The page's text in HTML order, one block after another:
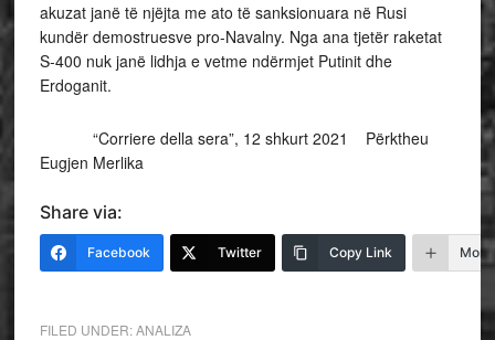
akuzat janë të njëjta me ato të sanksionuara në Rusi
kundër demostruesve pro-Navalny. Nga ana tjetër raketat
S-400 nuk janë lidhja e vetme ndërmjet Putinit dhe
Erdoganit.
“Corriere della sera”, 12 shkurt 2021 Përktheu
Eugjen Merlika
Share via:
Facebook Twitter Copy Link More
FILED UNDER:ANALIZA